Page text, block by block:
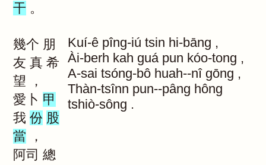
干 。
幾个 朋
友 真 希
望
，
愛卜 甲
我 份 股
當
，
阿司 總
Kuí-ê pîng-iú tsin hi-bāng ,
Ài-berh kah guá pun kóo-tong ,
A-sai tsóng-bô huah--nî gōng ,
Thàn-tsînn pun--pâng hông
tshiò-sông .